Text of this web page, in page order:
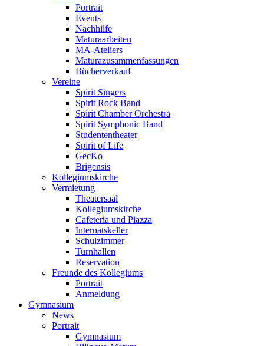
Portrait
Events
Nachhilfe
Maturaarbeiten
MA-Ateliers
Maturazusammenfassungen
Bücherverkauf
Vereine
Spirit Singers
Spirit Rock Band
Spirit Chamber Orchestra
Spirit Symphonic Band
Studententheater
Spirit of Life
GecKo
Brigensis
Kollegiumskirche
Vermietung
Theatersaal
Kollegiumskirche
Cafeteria und Piazza
Internatskeller
Schulzimmer
Turnhallen
Reservation
Freunde des Kollegiums
Portrait
Anmeldung
Gymnasium
News
Portrait
Gymnasium